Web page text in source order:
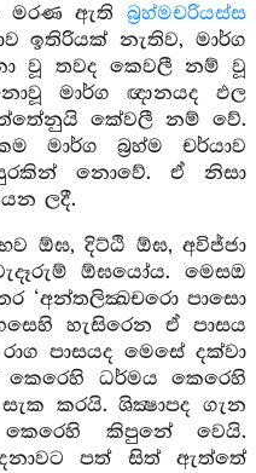
මරණ ඇති බ්‍රහ්මචරියස්ස
ඉතිරියක් නැතිව, මාර්ග
වූ තවද කෙවලී නම් වූ
මාර්ග ඥානයද ඵල
කේවලී නම් වේ.
මාර්ග බ්‍රහ්ම චර්යාව
නොවේ. ඒ නිසා
ලදී.
ඕඝ, දිට්ඨි ඕඝ, අවිජ්ජා
ඕඝයෝය. මෙසඔ
‘අන්තලික්‍ඛචරො පාසො
හැසිරෙන ඒ පාසය
පාසයද මෙසේ දක්වා
ධර්මය කෙරෙහි
කරයි. ශික්‍ෂාපද ගැන
කෙරෙහි කිපුනේ වෙයි.
පත් සිත් ඇත්තේ